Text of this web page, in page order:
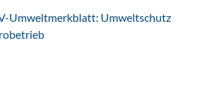
Umweltmerkblatt: Umweltschutz